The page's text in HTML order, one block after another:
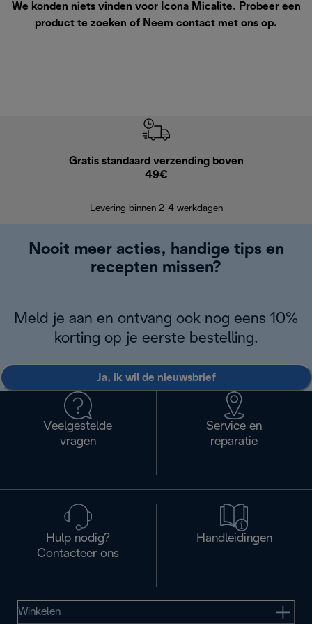
We konden niets vinden voor Icona Micalite. Probeer een
product te zoeken of Neem contact met ons op.
Gratis standaard verzending boven
49€
Levering binnen 2-4 werkdagen
Nooit meer acties, handige tips en
recepten missen?
Meld je aan en ontvang ook nog eens 10%
korting op je eerste bestelling.
Ja, ik wil de nieuwsbrief
Veelgestelde
vragen
Service en
reparatie
Hulp nodig?
Contacteer ons
Handleidingen
Winkelen